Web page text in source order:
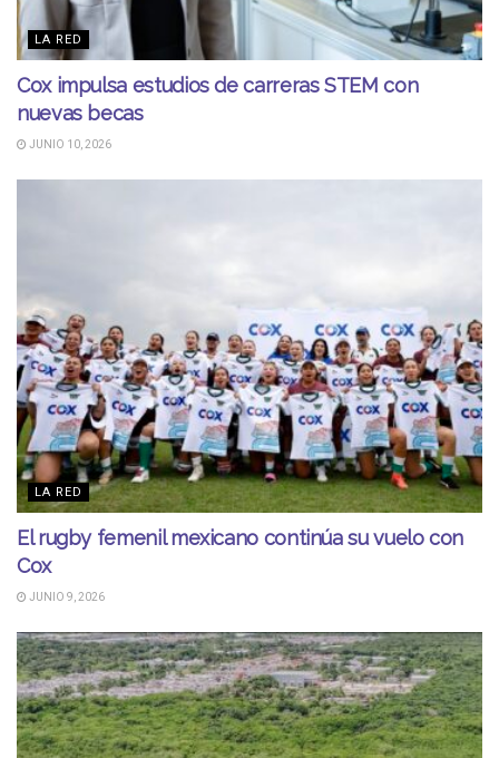
LA RED
Cox impulsa estudios de carreras STEM con
nuevas becas
JUNIO 10, 2026
LA RED
El rugby femenil mexicano continúa su vuelo con
Cox
JUNIO 9, 2026